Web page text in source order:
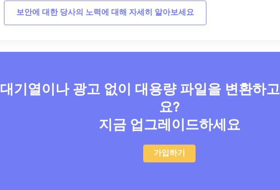
보안에 대한 당사의 노력에 대해 자세히 알아보세요
대기열이나 광고 없이 대용량 파일을 변환하
요?
지금 업그레이드하세요
가입하기